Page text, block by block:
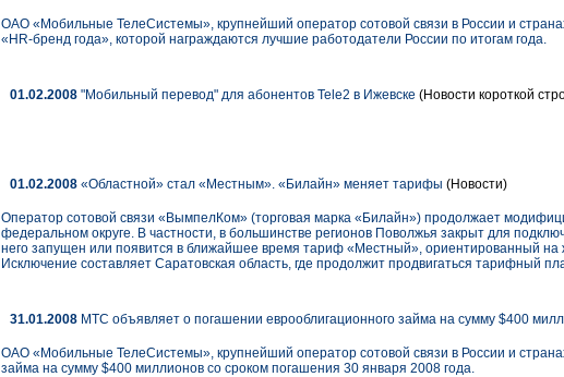
ОАО «Мобильные ТелеСистемы», крупнейший оператор сотовой связи в России и
«HR-бренд года», которой награждаются лучшие работодатели России по итогам года.
01.02.2008 "Мобильный перевод" для абонентов Tele2 в Ижевске (Новости короткой
01.02.2008 «Областной» стал «Местным». «Билайн» меняет тарифы (Новости)
Оператор сотовой связи «ВымпелКом» (торговая марка «Билайн») продолжает
федеральном округе. В частности, в большинстве регионов Поволжья закрыт для
него запущен или появится в ближайшее время тариф «Местный», ориентированный
Исключение составляет Саратовская область, где продолжит продвигаться тарифный
31.01.2008 МТС объявляет о погашении еврооблигационного займа на сумму $400
ОАО «Мобильные ТелеСистемы», крупнейший оператор сотовой связи в России и
займа на сумму $400 миллионов со сроком погашения 30 января 2008 года.